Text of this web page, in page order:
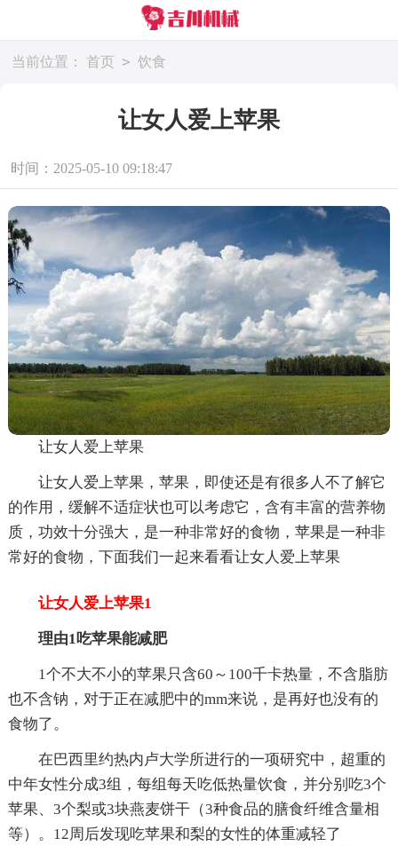
当前位置： 首页 > 饮食
让女人爱上苹果
时间：2025-05-10 09:18:47
让女人爱上苹果
让女人爱上苹果，苹果，即使还是有很多人不了解它
的作用，缓解不适症状也可以考虑它，含有丰富的营养物
质，功效十分强大，是一种非常好的食物，苹果是一种非
常好的食物，下面我们一起来看看让女人爱上苹果
让女人爱上苹果1
理由1吃苹果能减肥
1个不大不小的苹果只含60～100千卡热量，不含脂肪
也不含钠，对于正在减肥中的mm来说，是再好也没有的
食物了。
在巴西里约热内卢大学所进行的一项研究中，超重的
中年女性分成3组，每组每天吃低热量饮食，并分别吃3个
苹果、3个梨或3块燕麦饼干（3种食品的膳食纤维含量相
等）。12周后发现吃苹果和梨的女性的体重减轻了